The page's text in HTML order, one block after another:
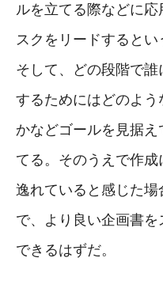
ルを立てる際などに
スクをリードするとい
そして、どの段階で
するためにはどのよ
かなどゴールを見据
てる。そのうえで作
逸れていると感じた場
で、より良い企画書
できるはずだ。